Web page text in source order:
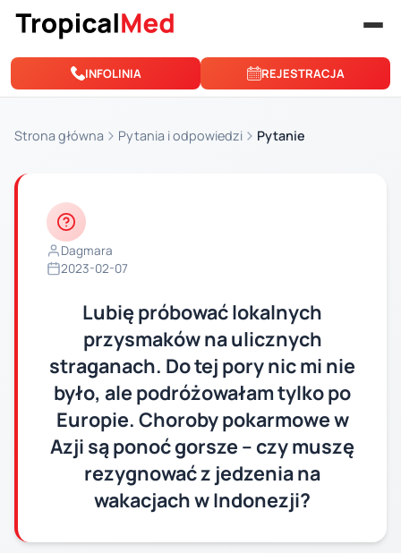
Przejdź do treści
INFOLINIA REJESTRACJA
Strona główna Pytania i odpowiedzi Pytanie
Dagmara
2023-02-07
Lubię próbować lokalnych
przysmaków na ulicznych
straganach. Do tej pory nic mi nie
było, ale podróżowałam tylko po
Europie. Choroby pokarmowe w
Azji są ponoć gorsze – czy muszę
rezygnować z jedzenia na
wakacjach w Indonezji?